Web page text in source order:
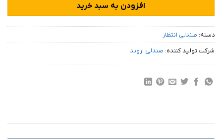
افزودن به سبد خرید
دسته: صندلی انتظار
شرکت تولید کننده: صندلی اروند